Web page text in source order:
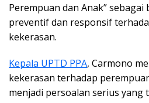
Perempuan dan Anak”
preventif dan responsif
kekerasan.
Kepala UPTD PPA, Carmono
kekerasan terhadap
menjadi persoalan serius yang